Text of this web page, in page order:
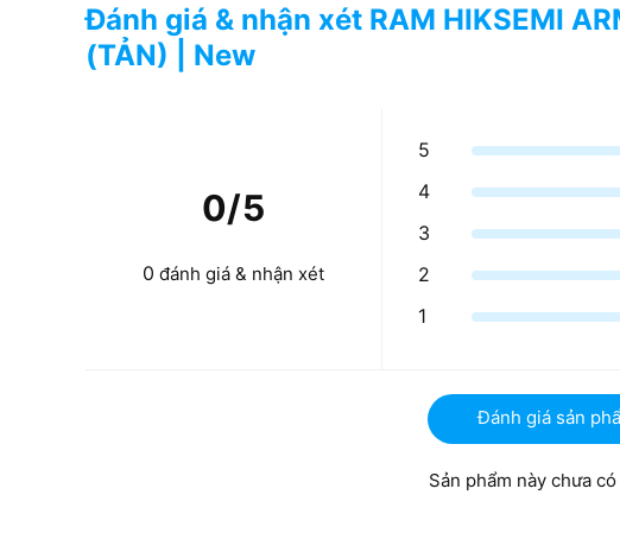
Đánh giá & nhận xét RAM HIKSEMI
(TẢN) | New
0/5
0 đánh giá & nhận xét
5
4
3
2
1
Đánh giá sản
Sản phẩm này chưa